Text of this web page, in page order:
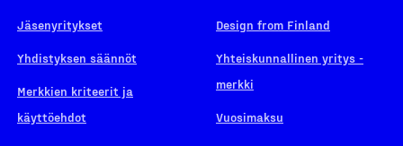
Jäsenyritykset
Yhdistyksen säännöt
Merkkien kriteerit ja
käyttöehdot
Design from Finland
Yhteiskunnallinen yritys -
merkki
Vuosimaksu